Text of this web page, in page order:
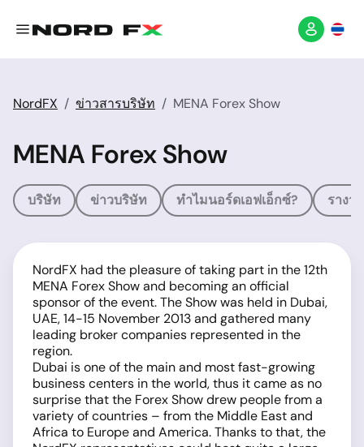
NordFX ข่าวสารบริษัท MENA Forex Show
MENA Forex Show
บริษัท ข่าวบริษัท ทำไมนอร์ดเอฟเอ็กซ์? รางวัล
NordFX had the pleasure of taking part in the 12th
MENA Forex Show and becoming an official
sponsor of the event. The Show was held in Dubai,
UAE, 14-15 November 2013 and gathered many
leading broker companies represented in the
region.
Dubai is one of the main and most fast-growing
business centers in the world, thus it came as no
surprise that the Forex Show drew people from a
variety of countries – from the Middle East and
Africa to Europe and America. Thanks to that, the